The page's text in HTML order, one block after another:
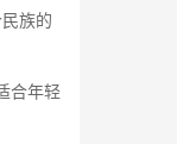
族的
合年轻